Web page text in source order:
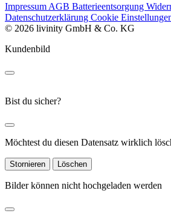
Impressum AGB Batterieentsorgung
Datenschutzerklärung Cookie
© 2026 livinity GmbH & Co. KG
Kundenbild
Bist du sicher?
Möchtest du diesen Datensatz wirklich
Stornieren Löschen
Bilder können nicht hochgeladen werden